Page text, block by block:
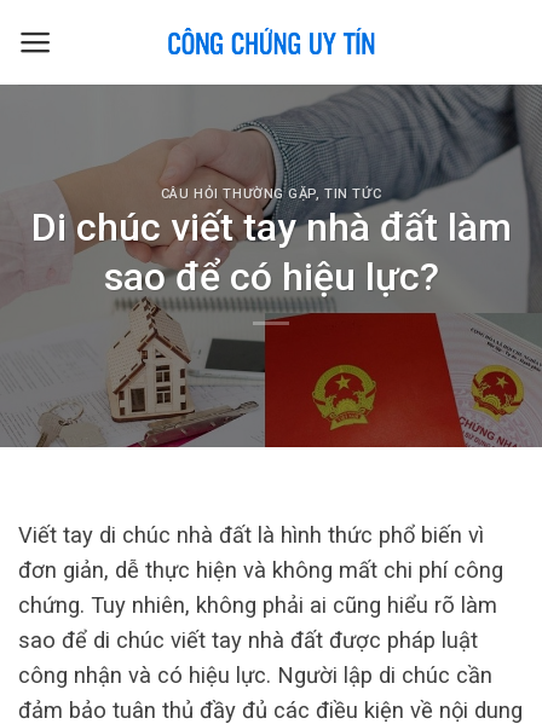
CÂU HỎI THƯỜNG GẶP,TIN TỨC
Di chúc viết tay nhà đất làm
sao để có hiệu lực?
Viết tay di chúc nhà đất là hình thức phổ biến vì
đơn giản, dễ thực hiện và không mất chi phí công
chứng. Tuy nhiên, không phải ai cũng hiểu rõ làm
sao để di chúc viết tay nhà đất được pháp luật
công nhận và có hiệu lực. Người lập di chúc cần
đảm bảo tuân thủ đầy đủ các điều kiện về nội dung